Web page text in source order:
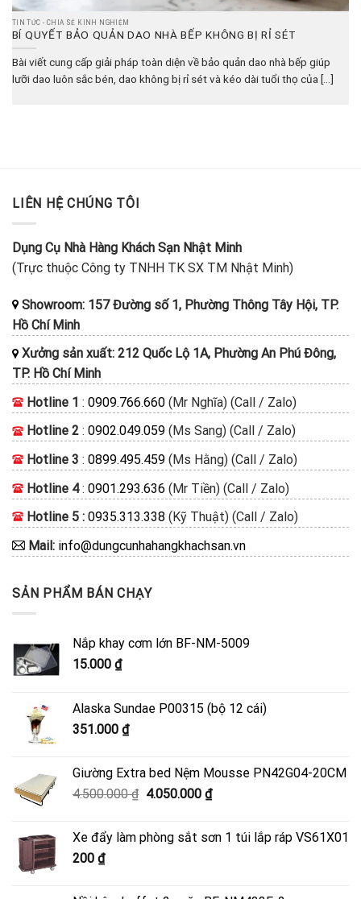
TIN TỨC - CHIA SẺ KINH NGHIỆM
BÍ QUYẾT BẢO QUẢN DAO NHÀ BẾP KHÔNG BỊ RỈ SÉT
Bài viết cung cấp giải pháp toàn diện về bảo quản dao nhà bếp giúp
lưỡi dao luôn sắc bén, dao không bị rỉ sét và kéo dài tuổi thọ của [...]
LIÊN HỆ CHÚNG TÔI
Dụng Cụ Nhà Hàng Khách Sạn Nhật Minh
(Trực thuộc Công ty TNHH TK SX TM Nhật Minh)
Showroom: 157 Đường số 1, Phường Thông Tây Hội, TP.
Hồ Chí Minh
Xưởng sản xuất: 212 Quốc Lộ 1A, Phường An Phú Đông,
TP. Hồ Chí Minh
Hotline 1 : 0909.766.660 (Mr Nghĩa) (Call / Zalo)
Hotline 2 : 0902.049.059 (Ms Sang) (Call / Zalo)
Hotline 3 : 0899.495.459 (Ms Hằng) (Call / Zalo)
Hotline 4: 0901.293.636 (Mr Tiền) (Call / Zalo)
Hotline 5 : 0935.313.338 (Kỹ Thuật) (Call / Zalo)
Mail: info@dungcunhahangkhachsan.vn
SẢN PHẨM BÁN CHẠY
Nắp khay cơm lớn BF-NM-5009
15.000 ₫
Alaska Sundae P00315 (bộ 12 cái)
351.000 ₫
Giường Extra bed Nệm Mousse PN42G04-20CM
4.500.000₫ Giá
4.500.000 ₫.
4.050.000 ₫Giá
là:
Xe đẩy làm phòng sắt sơn 1 túi lắp ráp VS61X01
200 ₫